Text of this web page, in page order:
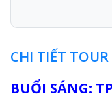
CHI TIẾT TOUR
BUỔI SÁNG: